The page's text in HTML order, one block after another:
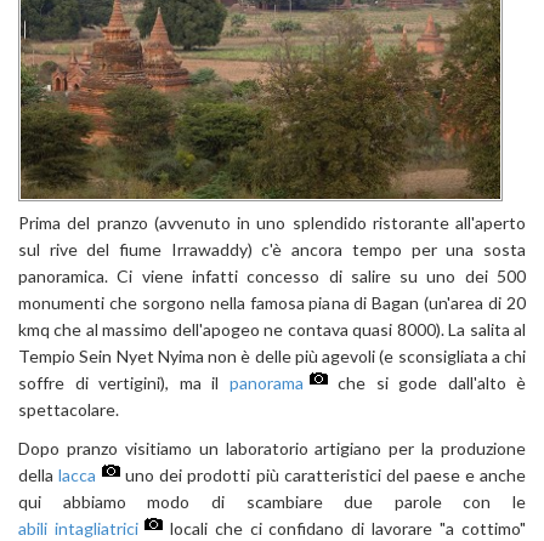
Prima del pranzo (avvenuto in uno splendido ristorante all'aperto
sul rive del fiume Irrawaddy) c'è ancora tempo per una sosta
panoramica. Ci viene infatti concesso di salire su uno dei 500
monumenti che sorgono nella famosa piana di Bagan (un'area di 20
kmq che al massimo dell'apogeo ne contava quasi 8000). La salita al
Tempio Sein Nyet Nyima non è delle più agevoli (e sconsigliata a chi
soffre di vertigini), ma il panorama
che si gode dall'alto è
spettacolare.
Dopo pranzo visitiamo un laboratorio artigiano per la produzione
dellalacca
uno dei prodotti più caratteristici del paese e anche
qui abbiamo modo di scambiare due parole con le
abili intagliatrici
locali che ci confidano di lavorare "a cottimo"